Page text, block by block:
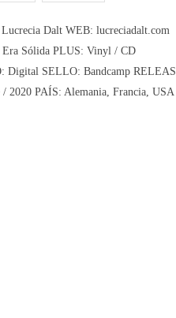
Dalt WEB: lucreciadalt.com
Sólida PLUS: Vinyl / CD
Digital SELLO: Bandcamp
/ 2020 PAÍS: Alemania, Francia, USA